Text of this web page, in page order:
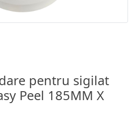
pentru sigilat
Peel 185MM X